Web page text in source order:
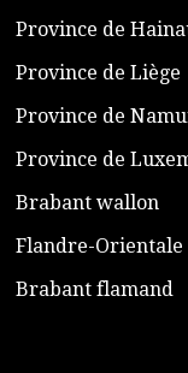
​Province de
Province de Liège
​Province de
​Province de
​Brabant wallon
​Flandre-Orientale
​Brabant flamand